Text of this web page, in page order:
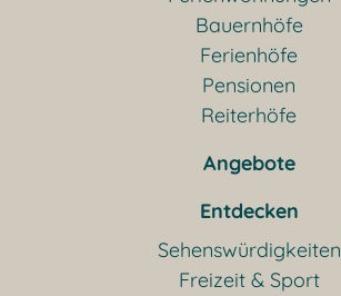
Bauernhöfe
Ferienhöfe
Pensionen
Reiterhöfe
Angebote
Entdecken
Sehenswürdigkeiten
Freizeit & Sport